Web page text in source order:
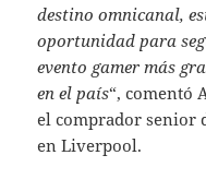
destino omnicanal,
oportunidad para
evento gamer más
en el país“, comentó
el comprador senior
en Liverpool.